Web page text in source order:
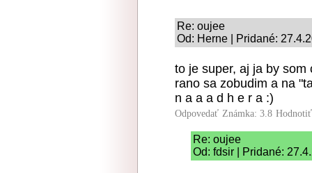
Re: oujee
Od: Herne | Pridané:
to je super, aj ja by som
rano sa zobudim a na
n a a a d h e r a :)
Odpovedať Známka: 3.8
Re: oujee
Od: fdsir | Pridané: